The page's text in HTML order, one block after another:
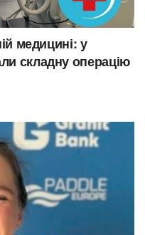
медицині: у
складну операцію